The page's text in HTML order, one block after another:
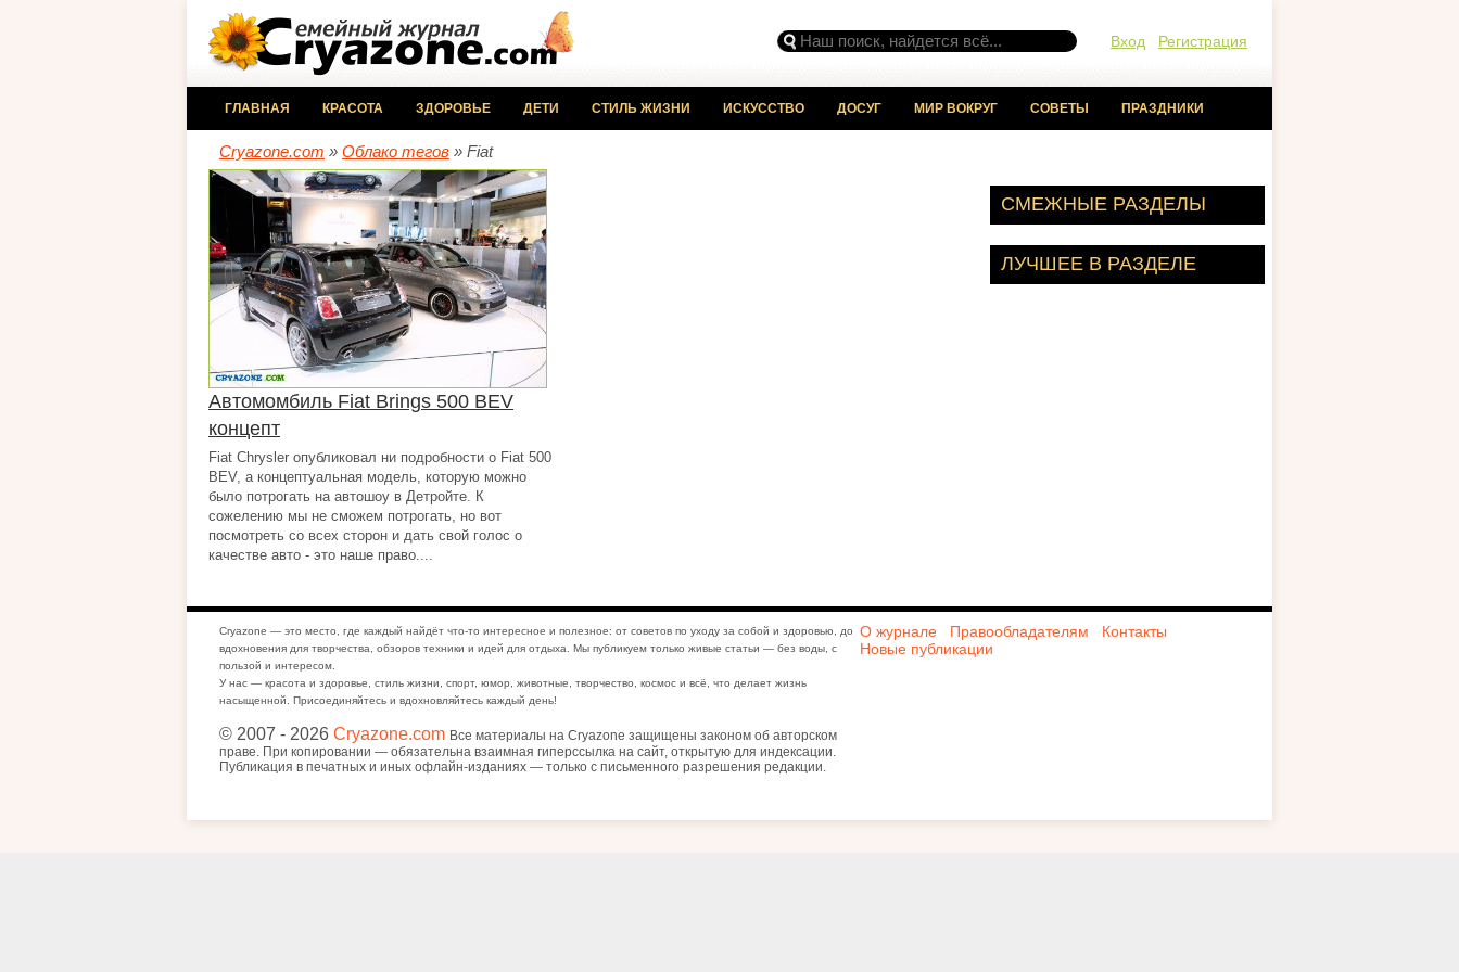
Вход Регистрация
ГЛАВНАЯ КРАСОТА ЗДОРОВЬЕ ДЕТИ СТИЛЬ ЖИЗНИ ИСКУССТВО ДОСУГ МИР ВОКРУГ СОВЕТЫ ПРАЗДНИКИ
Cryazone.com » Облако тегов » Fiat
Автомомбиль Fiat Brings 500 BEV
концепт
Fiat Chrysler опубликовал ни подробности о Fiat 500
BEV, а концептуальная модель, которую можно
было потрогать на автошоу в Детройте. К
сожелению мы не сможем потрогать, но вот
посмотреть со всех сторон и дать свой голос о
качестве авто - это наше право....
СМЕЖНЫЕ РАЗДЕЛЫ
ЛУЧШЕЕ В РАЗДЕЛЕ
Cryazone — это место, где каждый найдёт что-то интересное и полезное: от советов по уходу за собой и здоровью, до
вдохновения для творчества, обзоров техники и идей для отдыха. Мы публикуем только живые статьи — без воды, с
пользой и интересом.
У нас — красота и здоровье, стиль жизни, спорт, юмор, животные, творчество, космос и всё, что делает жизнь
насыщенной. Присоединяйтесь и вдохновляйтесь каждый день!
© 2007 - 2026 Cryazone.com Все материалы на Cryazone защищены законом об авторском
праве. При копировании — обязательна взаимная гиперссылка на сайт, открытую для индексации.
Публикация в печатных и иных офлайн-изданиях — только с письменного разрешения редакции.
О журнале Правообладателям
Контакты
Новые публикации